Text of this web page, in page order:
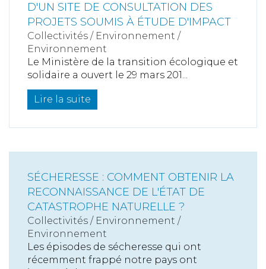
D'UN SITE DE CONSULTATION DES
PROJETS SOUMIS À ÉTUDE D'IMPACT
Collectivités / Environnement /
Environnement
Le Ministère de la transition écologique et
solidaire a ouvert le 29 mars 201...
Lire la suite
SÉCHERESSE : COMMENT OBTENIR LA
RECONNAISSANCE DE L'ÉTAT DE
CATASTROPHE NATURELLE ?
Collectivités / Environnement /
Environnement
Les épisodes de sécheresse qui ont
récemment frappé notre pays ont